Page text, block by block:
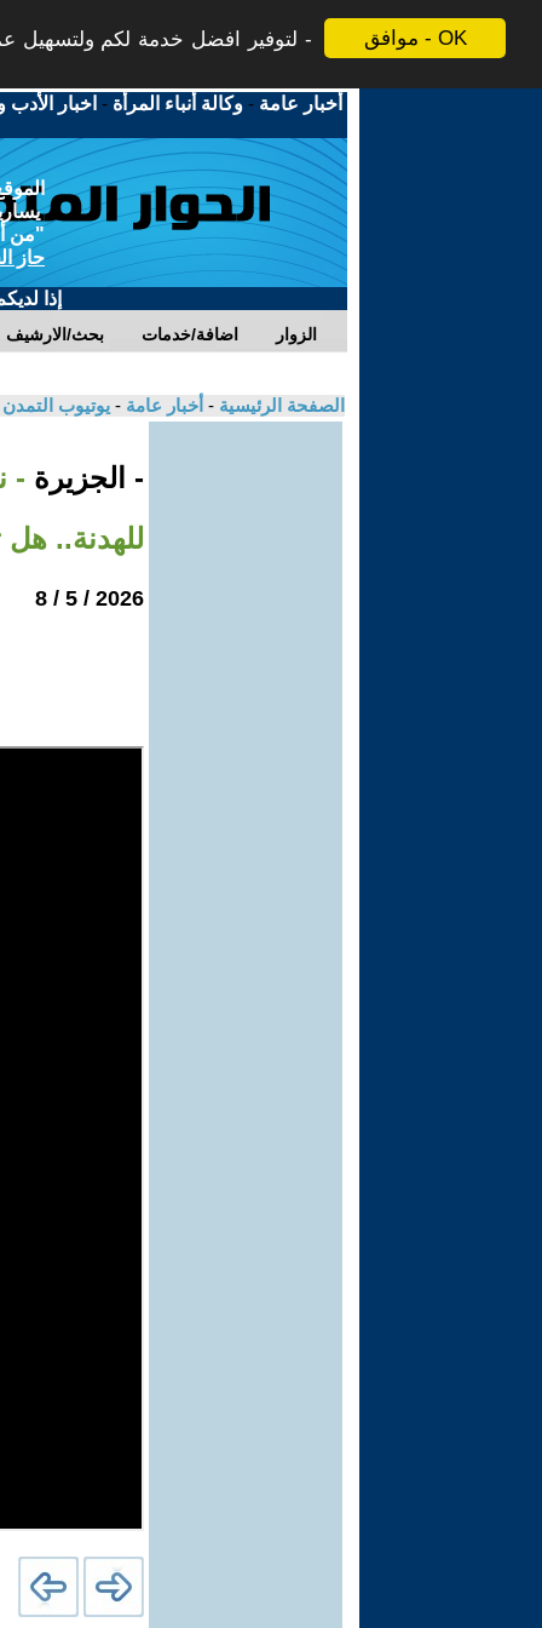
موافق - OK لتوفير افضل خدمة لكم ولتسهيل
أخبار عامة -وكالة أنباء المرأة - اخبار الأدب
"من
حاز
إذا
بحث/الارشيف اضافة/خدمات الزوار
الصفحة الرئيسية - أخبار عامة - يوتيوب
- الجزيرة -
للهدنة..
2026 / 5 / 8